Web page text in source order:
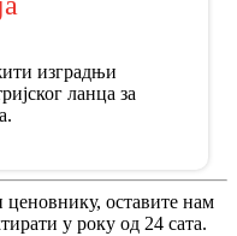
изградњи
ланца за
оставите нам
у року од 24 сата.